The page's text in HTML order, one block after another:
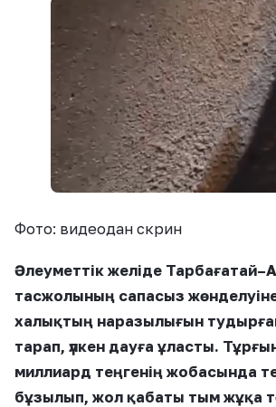
Фото: видеодан скрин
Әлеуметтік желіде
тасжолының сапасыз
халықтың наразылығын
тарап, үлкен дауға ұласты.
миллиард теңгенің жобасында
бұзылып, жол қабаты тым жұқа